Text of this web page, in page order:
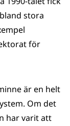
stora
för
är en helt
Om det
har varit att